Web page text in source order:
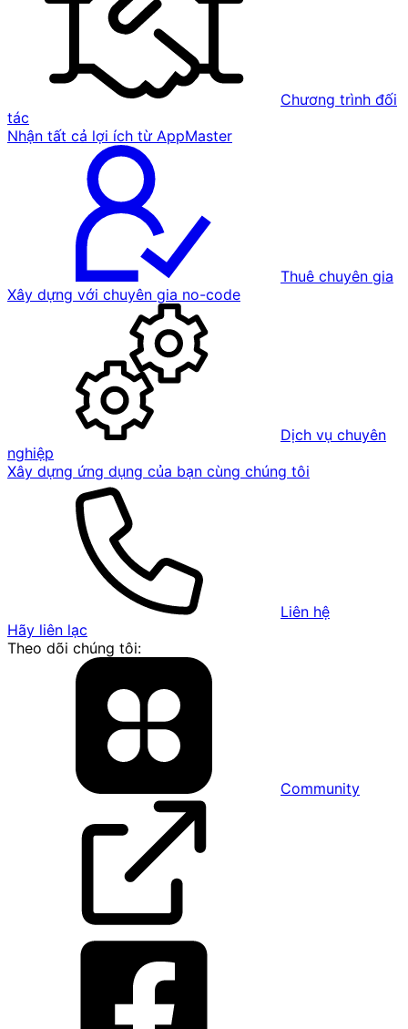
Chương trình đối
tác
Nhận tất cả lợi ích từ AppMaster
Thuê chuyên gia
Xây dựng với chuyên gia no-code
Dịch vụ chuyên
nghiệp
Xây dựng ứng dụng của bạn cùng chúng tôi
Liên hệ
Hãy liên lạc
Theo dõi chúng tôi:
Community